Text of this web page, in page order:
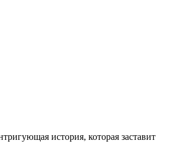
история, которая заставит